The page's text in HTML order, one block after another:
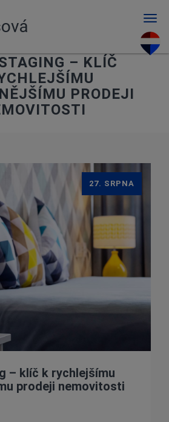
– KLÍČ
PRODEJI
– klíč k rychlejšímu
prodeji nemovitosti
27. SRPNA